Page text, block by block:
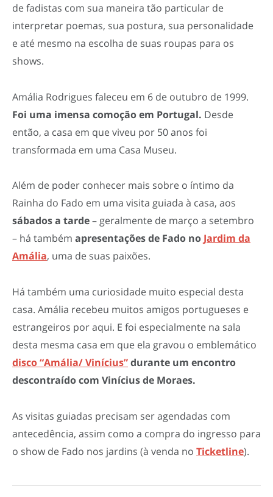
de fadistas com sua maneira tão particular de
interpretar poemas, sua postura, sua personalidade
e até mesmo na escolha de suas roupas para os
shows.
Amália Rodrigues faleceu em 6 de outubro de 1999.
Foi uma imensa comoção em Portugal. Desde
então, a casa em que viveu por 50 anos foi
transformada em uma Casa Museu.
Além de poder conhecer mais sobre o íntimo da
Rainha do Fado em uma visita guiada à casa, aos
sábados a tarde– geralmente de março a setembro
– há também apresentações de Fado no Jardim da
Amália, uma de suas paixões.
Há também uma curiosidade muito especial desta
casa. Amália recebeu muitos amigos portugueses e
estrangeiros por aqui. E foi especialmente na sala
desta mesma casa em que ela gravou o emblemático
disco “Amália/ Vinícius”durante um encontro
descontraído com Vinícius de Moraes.
As visitas guiadas precisam ser agendadas com
antecedência, assim como a compra do ingresso para
o show de Fado nos jardins (à venda no Ticketline).